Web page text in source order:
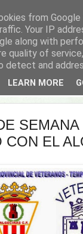
SEMANA
CON EL
from
Your IP
along with
quality of
detect and
LEARN MORE